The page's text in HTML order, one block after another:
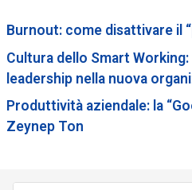
Burnout: come disattivare il
Cultura dello Smart
leadership nella nuova
Produttività aziendale: la
Zeynep Ton